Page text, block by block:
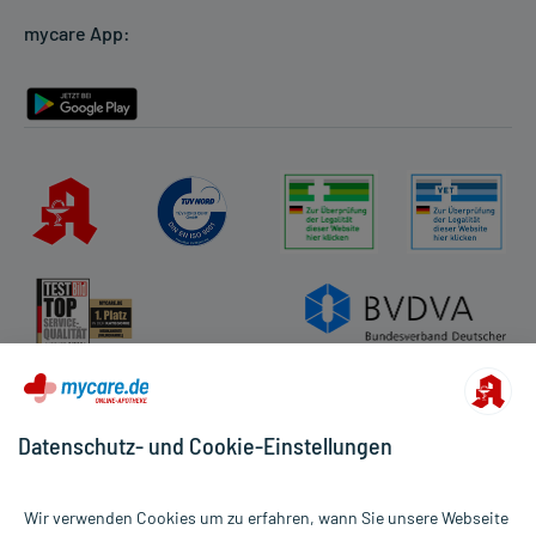
Rückgabe/Widerruf
mycare App:
Datenschutz- und Cookie-Einstellungen
Wir verwenden Cookies um zu erfahren, wann Sie unsere Webseite